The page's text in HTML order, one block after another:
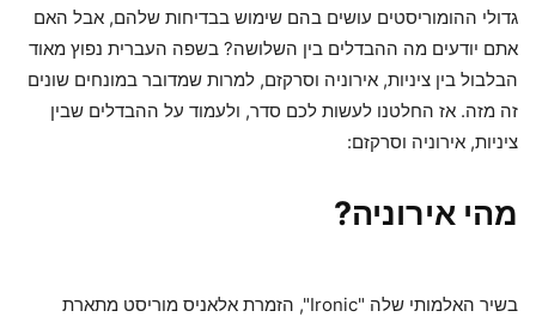
גדולי ההומוריסטים עושים בהם שימוש בבדיחות שלהם, אבל האם
אתם יודעים מה ההבדלים בין השלושה? בשפה העברית נפוץ מאוד
הבלבול בין ציניות, אירוניה וסרקזם, למרות שמדובר במונחים שונים
זה מזה. אז החלטנו לעשות לכם סדר, ולעמוד על ההבדלים שבין
ציניות, אירוניה וסרקזם:
מהי אירוניה?
בשיר האלמותי שלה "Ironic", הזמרת אלאניס מוריסט מתארת